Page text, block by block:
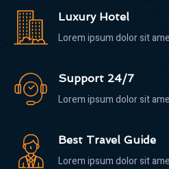
Luxury Hotel
Lorem ipsum dolor sit
Support 24/7
Lorem ipsum dolor sit
Best Travel Guide
Lorem ipsum dolor sit